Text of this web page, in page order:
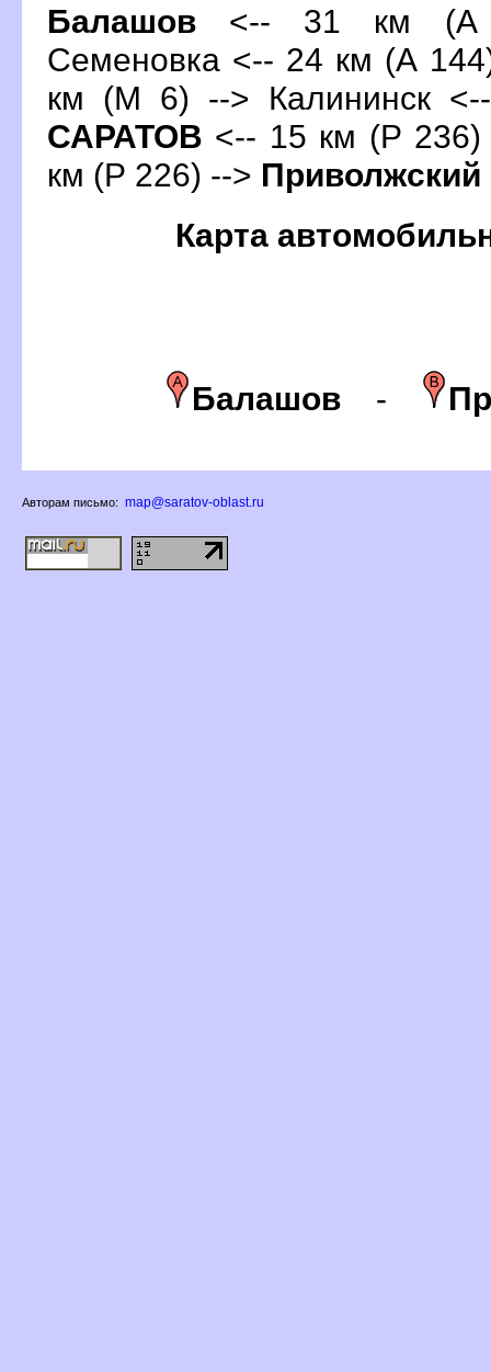
Балашо <-- 31 км (А
Семеновка <-- 24 км (А
км (М 6) --> Калининск
САРАТО <-- 15 км (Р
км (Р 226) --> Приволжский
Карта
Балашо -
Авторам письмо: map@saratov-oblast.ru